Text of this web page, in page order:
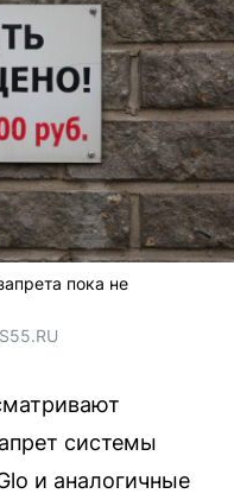
пока не
системы
и аналогичные